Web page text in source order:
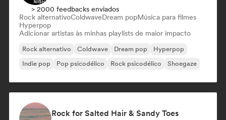
> 2000 feedbacks enviados
Rock alternativoColdwaveDream popMúsica para filmes
Hyperpop
Adicionar artistas às minhas playlists de maior impacto
Rock alternativo Coldwave Dream pop
Hyperpop
Indie pop
Pop psicodélico Rock psicodélico Shoegaze
Rock for Salted Hair & Sandy Toes